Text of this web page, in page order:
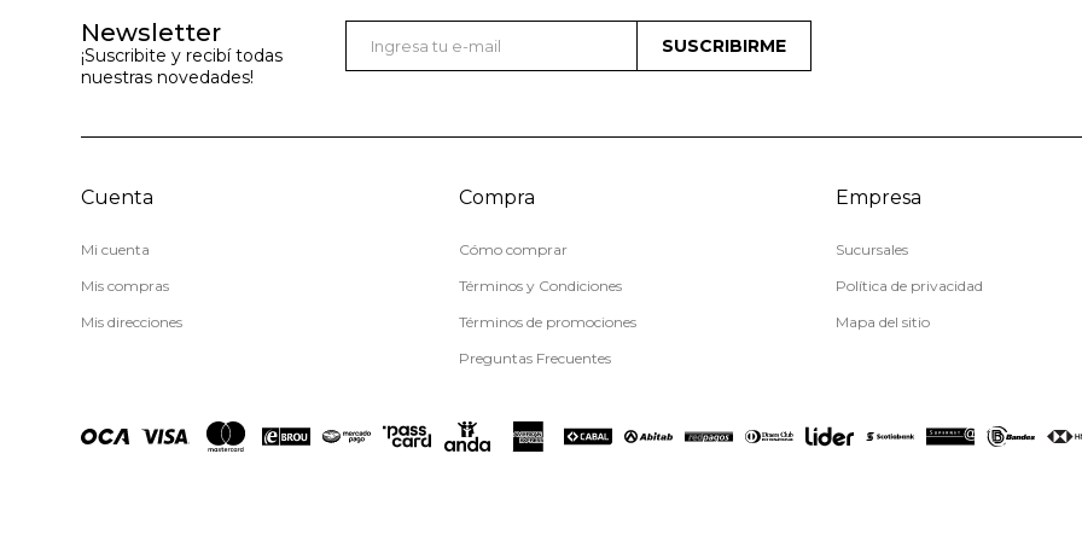
Newsletter
¡Suscribite y recibí todas
nuestras novedades!
SUSCRIBIRME
Cuenta
Mi cuenta
Mis compras
Mis direcciones
Compra
Cómo comprar
Términos y Condiciones
Términos de promociones
Preguntas Frecuentes
Empresa
Sucursales
Política de privacidad
Mapa del sitio